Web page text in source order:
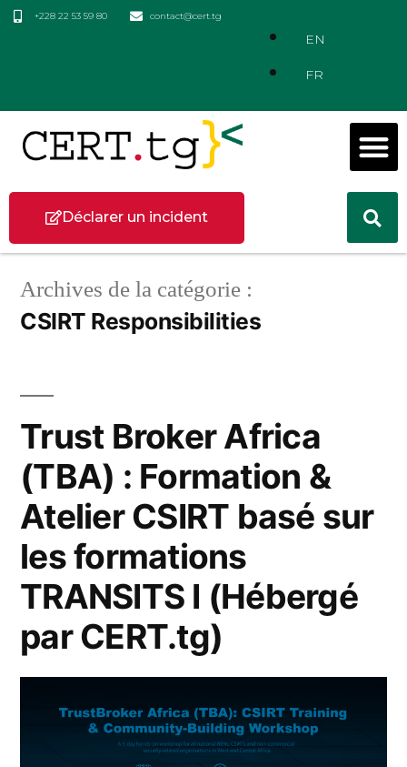
+228 22 53 59 80 contact@cert.tg
EN
FR
Déclarer un incident
Archives de la catégorie :
CSIRT Responsibilities
Trust Broker Africa
(TBA) : Formation &
Atelier CSIRT basé sur
les formations
TRANSITS I (Hébergé
par CERT.tg)